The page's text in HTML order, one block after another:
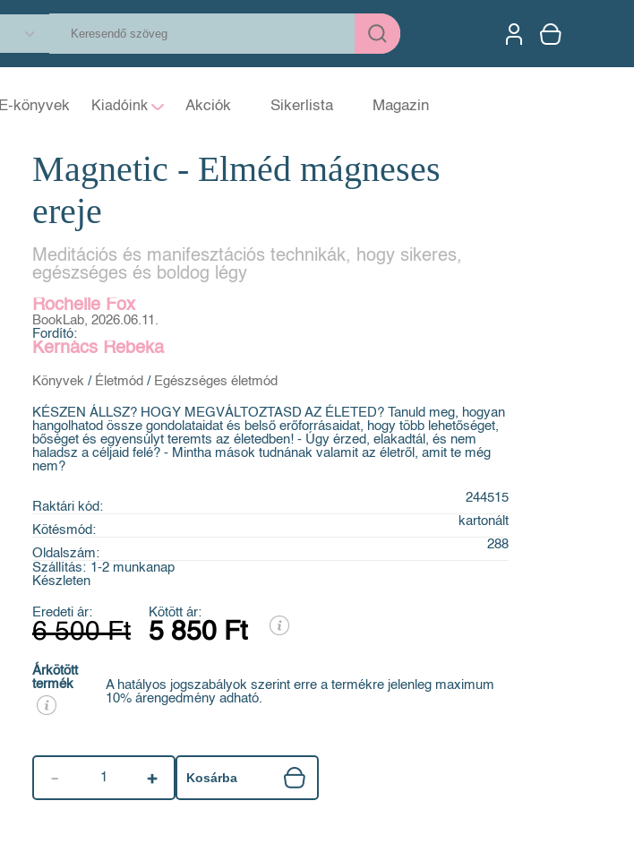
E-könyvek Kiadóink Akciók Sikerlista Magazin
Magnetic - Elméd mágneses
ereje
Meditációs és manifesztációs technikák, hogy sikeres,
egészséges és boldog légy
Rochelle Fox
BookLab, 2026.06.11.
Fordító:
Kernács Rebeka
Könyvek / Életmód / Egészséges életmód
KÉSZEN ÁLLSZ? HOGY MEGVÁLTOZTASD AZ ÉLETED? Tanuld meg, hogyan
hangolhatod össze gondolataidat és belső erőforrásaidat, hogy több lehetőséget,
bőséget és egyensúlyt teremts az életedben! - Úgy érzed, elakadtál, és nem
haladsz a céljaid felé? - Mintha mások tudnának valamit az életről, amit te még
nem?
Raktári kód:
244515
Kötésmód:
kartonált
Oldalszám:
288
Szállítás: 1-2 munkanap
Készleten
Eredeti ár:
6 500 Ft
Kötött ár:
5 850 Ft
Árkötött
termék
A hatályos jogszabályok szerint erre a termékre jelenleg maximum
10% árengedmény adható.
1 Kosárba